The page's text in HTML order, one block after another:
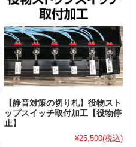
【静音対策の切り札】役物スト
ップスイッチ取付加工【役物停
止】
¥25,500(税込)